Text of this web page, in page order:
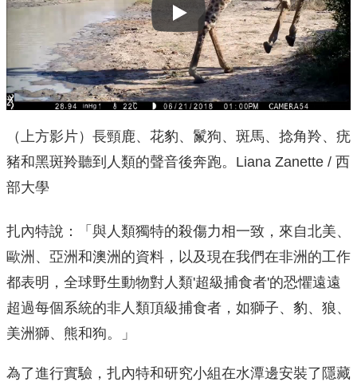
Play
（上方影片）長頸鹿、花豹、鬣狗、斑馬、捻角羚、疣
豬和黑斑羚聽到人類的聲音後奔跑。Liana Zanette / 西
部大學
扎內特說：「與人類獨特的殺傷力相一致，來自北美、
歐洲、亞洲和澳洲的資料，以及現在我們在非洲的工作
都表明，全球野生動物對人類'超級捕食者'的恐懼遠遠
超過每個系統的非人類頂級捕食者，如獅子、豹、狼、
美洲獅、熊和狗。」
為了進行實驗，扎內特和研究小組在水潭邊安裝了隱藏